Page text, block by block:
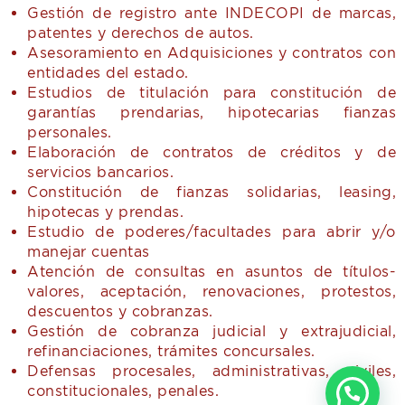
Gestión de registro ante INDECOPI de marcas,
patentes y derechos de autos.
Asesoramiento en Adquisiciones y contratos con
entidades del estado.
Estudios de titulación para constitución de
garantías prendarias, hipotecarias fianzas
personales.
Elaboración de contratos de créditos y de
servicios bancarios.
Constitución de fianzas solidarias, leasing,
hipotecas y prendas.
Estudio de poderes/facultades para abrir y/o
manejar cuentas
Atención de consultas en asuntos de títulos-
valores, aceptación, renovaciones, protestos,
descuentos y cobranzas.
Gestión de cobranza judicial y extrajudicial,
refinanciaciones, trámites concursales.
Defensas procesales, administrativas, civiles,
constitucionales, penales.